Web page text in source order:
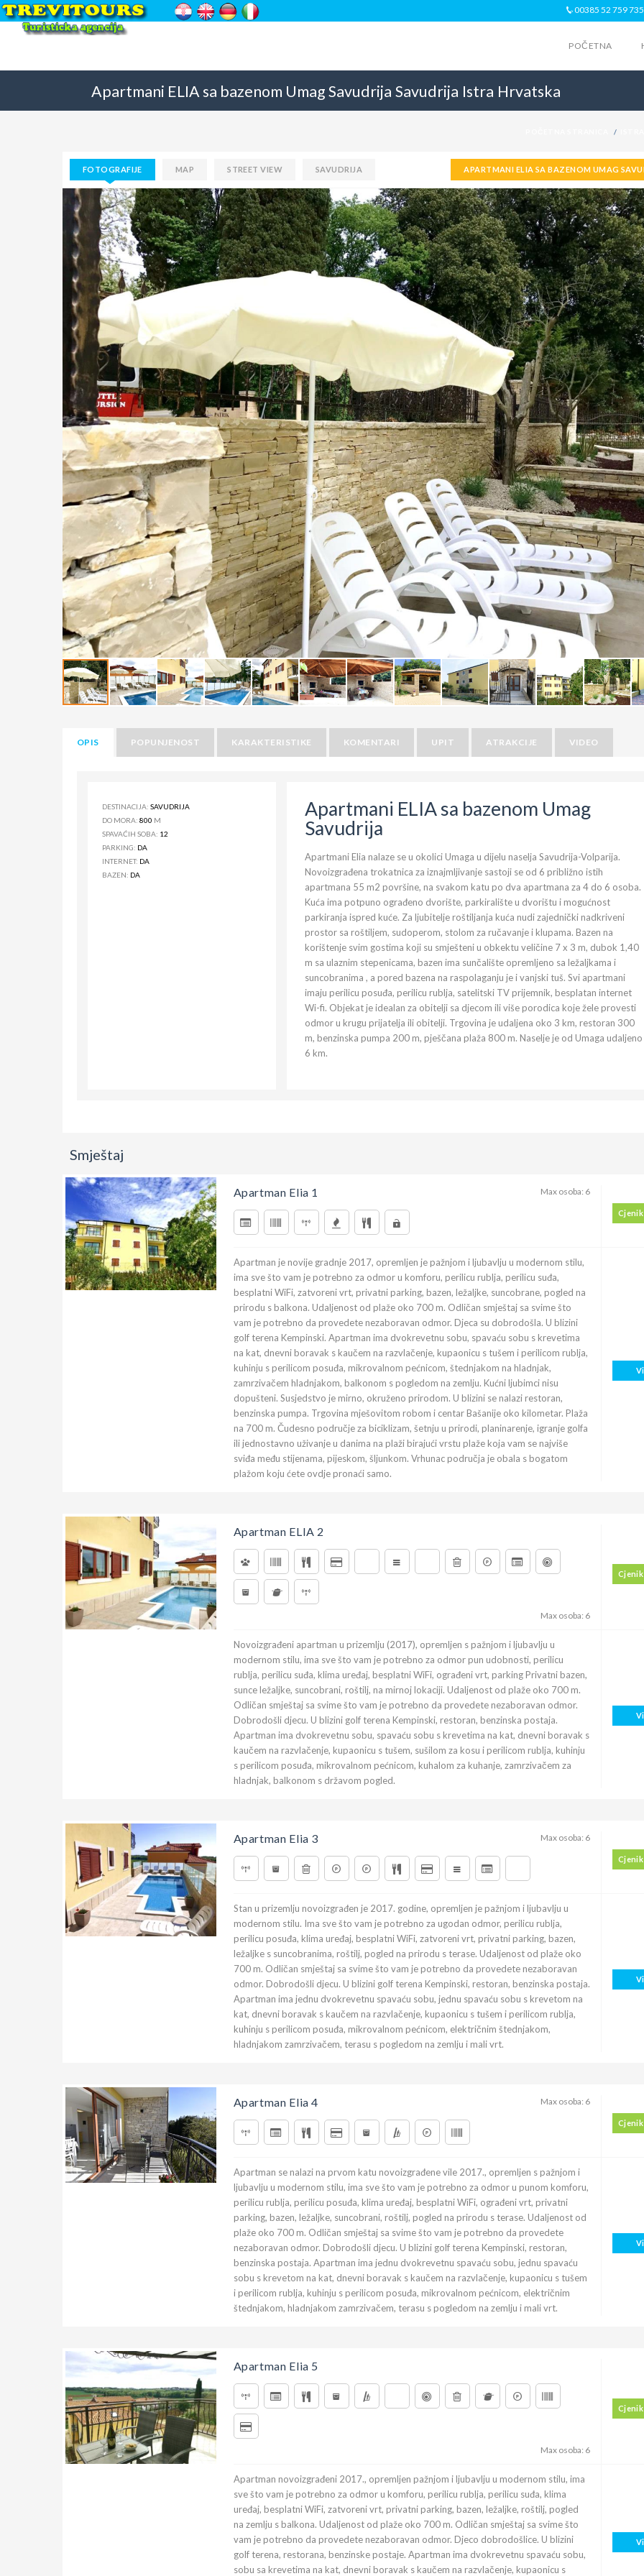
00385 52 759 735
POČETNA
Apartmani ELIA sa bazenom Umag Savudrija Savudrija Istra Hrvatska
FOTOGRAFIJE MAP STREET VIEW SAVUDRIJA APARTMANI ELIA SA BAZENOM UMAG
OPIS POPUNJENOST KARAKTERISTIKE KOMENTARI UPIT ATRAKCIJE VIDEO
DESTINACIJA: SAVUDRIJA
DO MORA: 800 M
SPAVAĆIH SOBA: 12
PARKING: DA
INTERNET: DA
BAZEN: DA
Apartmani ELIA sa bazenom Umag
Savudrija
Apartmani Elia nalaze se u okolici Umaga u dijelu naselja Savudrija-Volparija.
Novoizgrađena trokatnica za iznajmljivanje sastoji se od 6 približno istih
apartmana 55 m2 površine, na svakom katu po dva apartmana za 4 do 6 osoba.
Kuća ima potpuno ograđeno dvorište, parkiralište u dvorištu i mogućnost
parkiranja ispred kuće. Za ljubitelje roštiljanja kuća nudi zajednički nadkriveni
prostor sa roštiljem, sudoperom, stolom za ručavanje i klupama. Bazen na
korištenje svim gostima koji su smješteni u obkektu veličine 7 x 3 m, dubok 1,40
m sa ulaznim stepenicama, bazen ima sunčalište opremljeno sa ležaljkama i
suncobranima , a pored bazena na raspolaganju je i vanjski tuš. Svi apartmani
imaju perilicu posuđa, perilicu rublja, satelitski TV prijemnik, besplatan internet
Wi-fi. Objekat je idealan za obitelji sa djecom ili više porodica koje žele provesti
odmor u krugu prijatelja ili obitelji. Trgovina je udaljena oko 3 km, restoran 300
m, benzinska pumpa 200 m, pješčana plaža 800 m. Naselje je od Umaga udaljeno
6 km.
Smještaj
Apartman Elia 1 Max osoba: 6
Apartman je novije gradnje 2017, opremljen je pažnjom i ljubavlju u modernom stilu,
ima sve što vam je potrebno za odmor u komforu, perilicu rublja, perilicu suđa,
besplatni WiFi, zatvoreni vrt, privatni parking, bazen, ležaljke, suncobrane, pogled na
prirodu s balkona. Udaljenost od plaže oko 700 m. Odličan smještaj sa svime što
vam je potrebno da provedete nezaboravan odmor. Djeca su dobrodošla. U blizini
golf terena Kempinski. Apartman ima dvokrevetnu sobu, spavaću sobu s krevetima
na kat, dnevni boravak s kaučem na razvlačenje, kupaonicu s tušem i perilicom rublja,
kuhinju s perilicom posuđa, mikrovalnom pećnicom, štednjakom na hladnjak,
zamrzivačem hladnjakom, balkonom s pogledom na zemlju. Kućni ljubimci nisu
dopušteni. Susjedstvo je mirno, okruženo prirodom. U blizini se nalazi restoran,
benzinska pumpa. Trgovina mješovitom robom i centar Bašanije oko kilometar. Plaža
na 700 m. Čudesno područje za biciklizam, šetnju u prirodi, planinarenje, igranje golfa
ili jednostavno uživanje u danima na plaži birajući vrstu plaže koja vam se najviše
sviđa među stijenama, pijeskom, šljunkom. Vrhunac područja je obala s bogatom
plažom koju ćete ovdje pronaći samo.
Apartman ELIA 2
Max osoba: 6
Novoizgrađeni apartman u prizemlju (2017), opremljen s pažnjom i ljubavlju u
modernom stilu, ima sve što vam je potrebno za odmor pun udobnosti, perilicu
rublja, perilicu suđa, klima uređaj, besplatni WiFi, ograđeni vrt, parking Privatni bazen,
sunce ležaljke, suncobrani, roštilj, na mirnoj lokaciji. Udaljenost od plaže oko 700 m.
Odličan smještaj sa svime što vam je potrebno da provedete nezaboravan odmor.
Dobrodošli djecu. U blizini golf terena Kempinski, restoran, benzinska postaja.
Apartman ima dvokrevetnu sobu, spavaću sobu s krevetima na kat, dnevni boravak s
kaučem na razvlačenje, kupaonicu s tušem, sušilom za kosu i perilicom rublja, kuhinju
s perilicom posuđa, mikrovalnom pećnicom, kuhalom za kuhanje, zamrzivačem za
hladnjak, balkonom s državom pogled.
Apartman Elia 3 Max osoba: 6
Stan u prizemlju novoizgrađen je 2017. godine, opremljen je pažnjom i ljubavlju u
modernom stilu. Ima sve što vam je potrebno za ugodan odmor, perilicu rublja,
perilicu posuđa, klima uređaj, besplatni WiFi, zatvoreni vrt, privatni parking, bazen,
ležaljke s suncobranima, roštilj, pogled na prirodu s terase. Udaljenost od plaže oko
700 m. Odličan smještaj sa svime što vam je potrebno da provedete nezaboravan
odmor. Dobrodošli djecu. U blizini golf terena Kempinski, restoran, benzinska postaja.
Apartman ima jednu dvokrevetnu spavaću sobu, jednu spavaću sobu s krevetom na
kat, dnevni boravak s kaučem na razvlačenje, kupaonicu s tušem i perilicom rublja,
kuhinju s perilicom posuđa, mikrovalnom pećnicom, električnim štednjakom,
hladnjakom zamrzivačem, terasu s pogledom na zemlju i mali vrt.
Apartman Elia 4 Max osoba: 6
Apartman se nalazi na prvom katu novoizgrađene vile 2017., opremljen s pažnjom i
ljubavlju u modernom stilu, ima sve što vam je potrebno za odmor u punom komforu,
perilicu rublja, perilicu posuđa, klima uređaj, besplatni WiFi, ograđeni vrt, privatni
parking, bazen, ležaljke, suncobrani, roštilj, pogled na prirodu s terase. Udaljenost od
plaže oko 700 m. Odličan smještaj sa svime što vam je potrebno da provedete
nezaboravan odmor. Dobrodošli djecu. U blizini golf terena Kempinski, restoran,
benzinska postaja. Apartman ima jednu dvokrevetnu spavaću sobu, jednu spavaću
sobu s krevetom na kat, dnevni boravak s kaučem na razvlačenje, kupaonicu s tušem
i perilicom rublja, kuhinju s perilicom posuđa, mikrovalnom pećnicom, električnim
štednjakom, hladnjakom zamrzivačem, terasu s pogledom na zemlju i mali vrt.
Apartman Elia 5
Max osoba: 6
Apartman novoizgrađeni 2017., opremljen pažnjom i ljubavlju u modernom stilu, ima
sve što vam je potrebno za odmor u komforu, perilicu rublja, perilicu suđa, klima
uređaj, besplatni WiFi, zatvoreni vrt, privatni parking, bazen, ležaljke, roštilj, pogled
na zemlju s balkona. Udaljenost od plaže oko 700 m. Odličan smještaj sa svime što
vam je potrebno da provedete nezaboravan odmor. Djeco dobrodošlice. U blizini
golf terena, restorana, benzinske postaje. Apartman ima dvokrevetnu spavaću sobu,
sobu sa krevetima na kat, dnevni boravak s kaučem na razvlačenje, kupaonicu s